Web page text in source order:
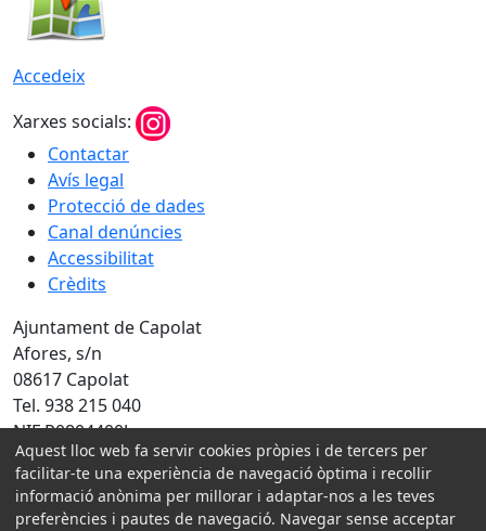
Accedeix
Xarxes socials:
Contactar
Avís legal
Protecció de dades
Canal denúncies
Accessibilitat
Crèdits
Ajuntament de Capolat
Afores, s/n
08617 Capolat
Tel. 938 215 040
NIF P0804400J
Amb la col·laboració de:
Aquest lloc web fa servir cookies pròpies i de tercers per
facilitar-te una experiència de navegació òptima i recollir
informació anònima per millorar i adaptar-nos a les teves
preferències i pautes de navegació. Navegar sense acceptar